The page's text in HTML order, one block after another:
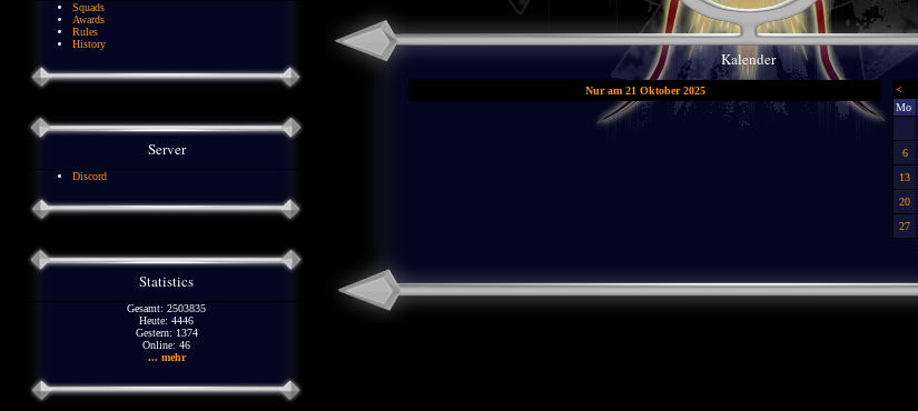
Squads
Awards
Rules
History
Server
Discord
Statistics
Gesamt: 2503835
Heute: 4446
Gestern: 1374
Online: 46
... mehr
Kalender
Nur am 21 Oktober 2025 <
Mo
6
13
20
27